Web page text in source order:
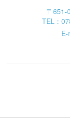
〒
TEL：